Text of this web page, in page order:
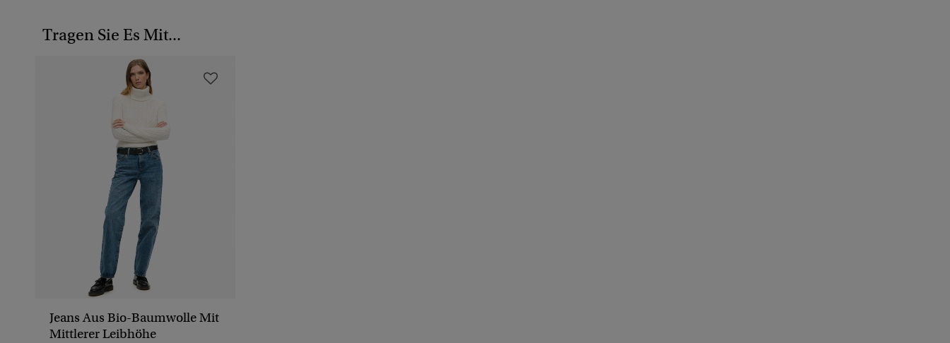
Tragen Sie Es Mit...
Jeans Aus Bio-Baumwolle Mit
Mittlerer Leibhöhe